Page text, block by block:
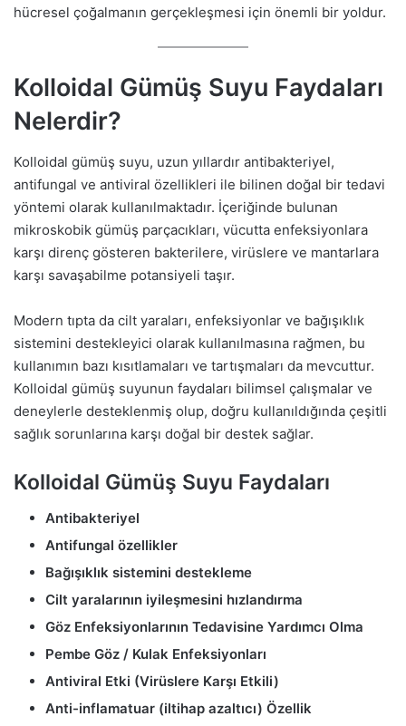
hücresel çoğalmanın gerçekleşmesi için önemli bir yoldur.
Kolloidal Gümüş Suyu Faydaları
Nelerdir?
Kolloidal gümüş suyu, uzun yıllardır antibakteriyel,
antifungal ve antiviral özellikleri ile bilinen doğal bir tedavi
yöntemi olarak kullanılmaktadır. İçeriğinde bulunan
mikroskobik gümüş parçacıkları, vücutta enfeksiyonlara
karşı direnç gösteren bakterilere, virüslere ve mantarlara
karşı savaşabilme potansiyeli taşır.
Modern tıpta da cilt yaraları, enfeksiyonlar ve bağışıklık
sistemini destekleyici olarak kullanılmasına rağmen, bu
kullanımın bazı kısıtlamaları ve tartışmaları da mevcuttur.
Kolloidal gümüş suyunun faydaları bilimsel çalışmalar ve
deneylerle desteklenmiş olup, doğru kullanıldığında çeşitli
sağlık sorunlarına karşı doğal bir destek sağlar.
Kolloidal Gümüş Suyu Faydaları
Antibakteriyel
Antifungal özellikler
Bağışıklık sistemini destekleme
Cilt yaralarının iyileşmesini hızlandırma
Göz Enfeksiyonlarının Tedavisine Yardımcı Olma
Pembe Göz / Kulak Enfeksiyonları
Antiviral Etki (Virüslere Karşı Etkili)
Anti-inflamatuar (iltihap azaltıcı) Özellik